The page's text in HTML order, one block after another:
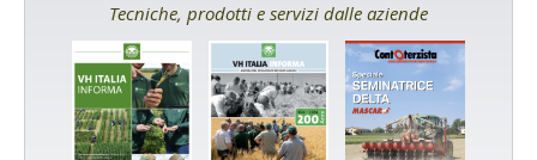
Tecniche, prodotti e servizi dalle aziende